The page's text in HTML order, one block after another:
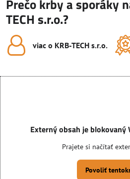
Prečo krby a sporáky
TECH s.r.o.?
viac o KRB-TECH s​.r​.o​.
Externý obsah je
Prajete si načítať
Povoliť